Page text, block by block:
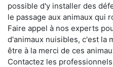
possible d'y installer des
le passage aux animaux qui
Faire appel à nos experts
d'animaux nuisibles, c'est la
être à la merci de ces
Contactez les